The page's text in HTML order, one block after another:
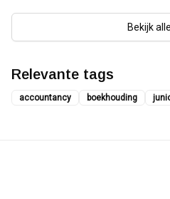
Bekijk
Relevante tags
accountancy boekhouding